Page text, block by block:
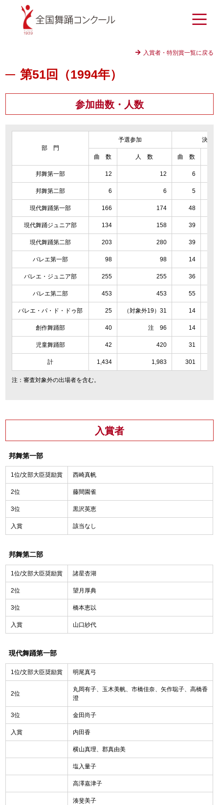
入賞者・特別賞一覧に戻る
第51回（1994年）
参加曲数・人数
部 門
予選参加 決選
曲 数 人 数 曲 数
邦舞第一部 12 12 6
邦舞第二部 6 6 5
現代舞踊第一部 166 174 48
現代舞踊ジュニア部 134 158 39
現代舞踊第二部 203 280 39
バレエ第一部 98 98 14
バレエ・ジュニア部 255 255 36
バレエ第二部 453 453 55
バレエ・パ・ド・ドゥ部 25 （対象外19）31 14
創作舞踊部 40 注 96 14
児童舞踊部 42 420 31
計 1,434 1,983 301
注：審査対象外の出場者を含む。
入賞者
邦舞第一部
1位/文部大臣奨励賞 西崎真帆
2位 藤間園雀
3位 黒沢英恵
入賞 該当なし
邦舞第二部
1位/文部大臣奨励賞 諸星杏湖
2位 望月厚典
3位 橋本恵以
入賞 山口紗代
現代舞踊第一部
1位/文部大臣奨励賞 明尾真弓
2位
丸岡有子、玉木美帆、市橋佳奈、矢作聡子、高橋香
澄
3位 金田尚子
入賞 内田香
横山真理、郡真由美
塩入量子
高澤嘉津子
湊斐美子